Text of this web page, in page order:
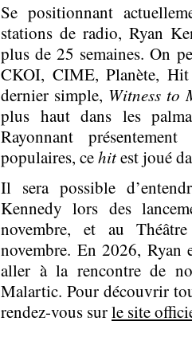
Se positionnant
stations de radio, Ryan
plus de 25 semaines. On
CKOI, CIME, Planète,
dernier simple, Witness to
plus haut dans les
Rayonnant
populaires, cehitest joué
Il sera possible
Kennedy lors des
novembre, et au
novembre. En 2026,
aller à la rencontre de
Malartic. Pour découvrir
rendez-vous surle site